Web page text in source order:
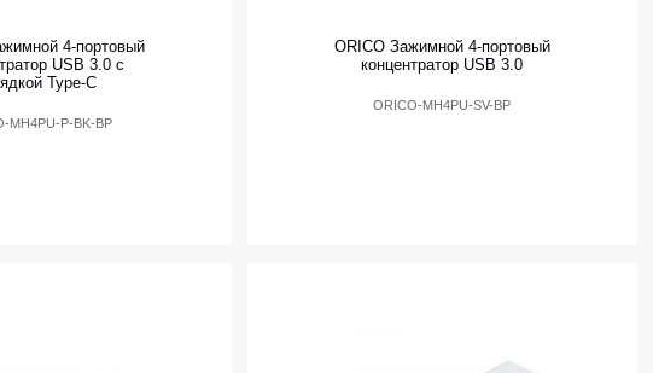
4-портовый
USB 3.0 с
Type-C
MH4PU-P-BK-BP
ORICO Зажимной 4-портовый
концентратор USB 3.0
ORICO-MH4PU-SV-BP